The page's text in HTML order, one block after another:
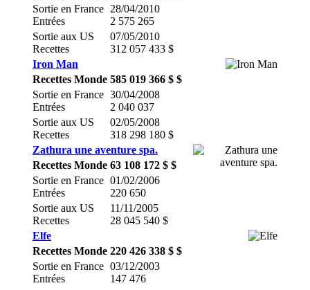
Sortie en France
Entrées
28/04/2010
2 575 265
Sortie aux US
Recettes
07/05/2010
312 057 433 $
Iron Man
Recettes Monde 585 019 366 $ $
Sortie en France
Entrées
30/04/2008
2 040 037
Sortie aux US
Recettes
02/05/2008
318 298 180 $
Zathura une aventure spa.
Recettes Monde 63 108 172 $ $
Sortie en France
Entrées
01/02/2006
220 650
Sortie aux US
Recettes
11/11/2005
28 045 540 $
Elfe
Recettes Monde 220 426 338 $ $
Sortie en France
Entrées
03/12/2003
147 476